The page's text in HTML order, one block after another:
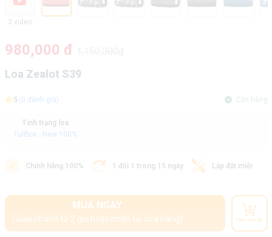
3 video
980,000 đ
Loa Zealot S39
5 (0 đánh giá) Còn hàng
Tình trạng loa
Fullbox - New 100%
Chính hãng 100% 1 đổi 1 trong 15 ngày Lắp đặt miễn phí
MUA NGAY
(Giao nhanh từ 2 giờ hoặc nhận tại cửa hàng) Thêm vào giỏ